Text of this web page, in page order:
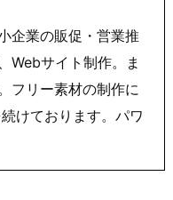
企業の販促・営業推
Webサイト制作。ま
フリー素材の制作に
けております。パワ